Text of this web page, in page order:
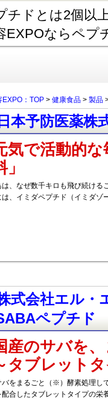
チドとは2個以
EXPOならペプ
EXPO：TOP > 健康食品 > 製品
日本予防医薬株
気で活動的
」
は、なぜ数千キロも飛び続ける
は、イミダペプチド（イミダゾ
式会社エル・
ペプチド
産のサバを
タブレット
バをまるごと（※）酵素処理し
配合したタブレットタイプの栄